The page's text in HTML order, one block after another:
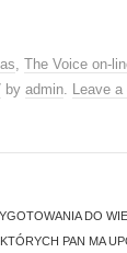
, The Voice on-
by admin. Leave
DO
PAN MA